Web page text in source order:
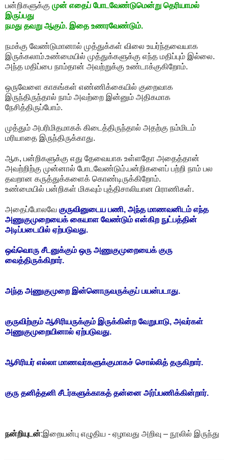
பன்றிகளுக்கு முன் எதைப் போடவேண்டுமென்று தெரியாமல்
இருப்பது
நமது தவறு ஆகும். இதை உணரவேண்டும்.
நமக்கு வேண்டுமானால் முத்துக்கள் விலை உயர்ந்தவையாக
இருக்கலாம்.உண்மையில் முத்துக்களுக்கு எந்த மதிப்பும் இல்லை.
அந்த மதிப்பை நாம்தான் அவற்றுக்கு உண்டாக்குகிறோம்.
ஒருவேளை காகங்கள் எண்ணிக்கையில் குறைவாக
இருந்திருந்தால் நாம் அவற்றை இன்னும் அதிகமாக
நேசித்திருப்போம்.
முத்தும் அபரிமிதமாகக் கிடைத்திருந்தால் அதற்கு நம்மிடம்
மரியாதை இருந்திருக்காது.
ஆக, பன்றிகளுக்கு எது தேவையாக உள்ளதோ அதைத்தான்
அவற்றிற்கு முன்னால் போடவேண்டும்.பன்றிகளைப் பற்றி நாம் பல
தவறான கருத்துக்களைக் கொண்டிருக்கிறோம்.
உண்மையில் பன்றிகள் மிகவும் புத்திசாலியான பிராணிகள்.
அதைப்போலவே குருவினுடைய பணி, அந்த மாணவனிடம் எந்த
அணுகுமுறையைக் கையாள வேண்டும் என்கிற நுட்பத்தின்
அடிப்படையில் ஏற்படுவது.
ஒவ்வொரு சீடனுக்கும் ஒரு அணுகுமுறையைக் குரு
வைத்திருக்கிறார்.
அந்த அணுகுமுறை இன்னொருவருக்குப் பயன்படாது.
குருவிற்கும் ஆசிரியருக்கும் இருக்கின்ற வேறுபாடு, அவர்கள்
அணுகுமுறையினால் ஏற்படுவது.
ஆசிரியர் எல்லா மாணவர்களுக்குமாகச் சொல்லித் தருகிறார்.
குரு தனித்தனி சீடர்களுக்காகத் தன்னை அர்ப்பணிக்கின்றார்.
நன்றியுடன்:இறையன்பு எழுதிய - ஏழாவது அறிவு – நூலில் இருந்து